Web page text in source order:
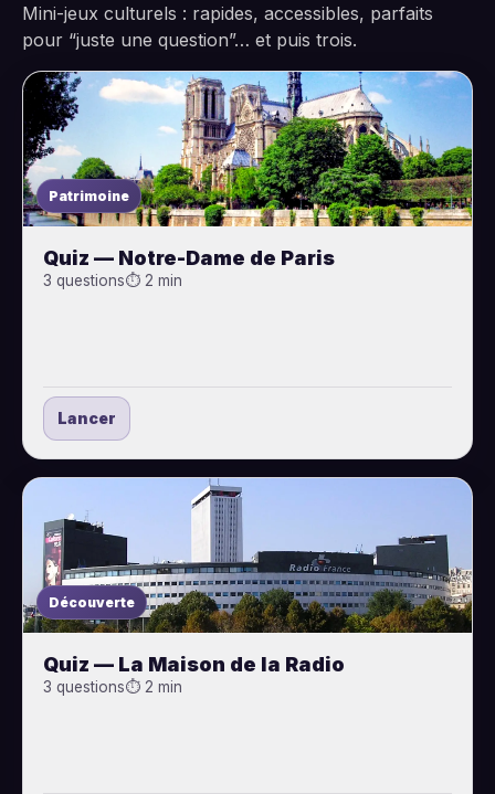
Mini-jeux culturels : rapides, accessibles, parfaits
pour “juste une question”… et puis trois.
Patrimoine
Quiz — Notre-Dame de Paris
3 questions⏱ 2 min
Lancer
Découverte
Quiz — La Maison de la Radio
3 questions⏱ 2 min